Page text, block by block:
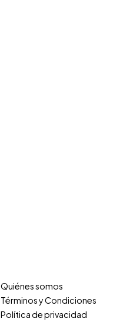
Quiénes somos
Términos y Condiciones
Política de privacidad